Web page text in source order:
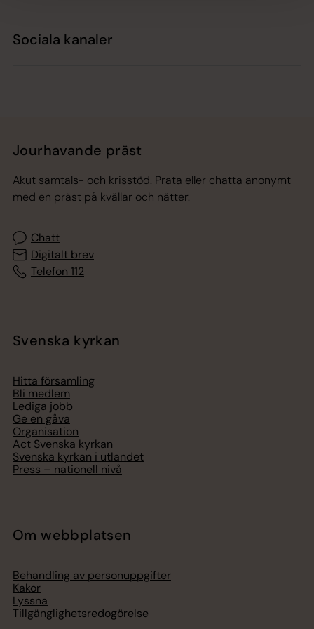
Sociala kanaler
Jourhavande präst
Akut samtals- och krisstöd. Prata eller chatta anonymt
med en präst på kvällar och nätter.
Chatt
Digitalt brev
Telefon 112
Svenska kyrkan
Hitta församling
Bli medlem
Lediga jobb
Ge en gåva
Organisation
Act Svenska kyrkan
Svenska kyrkan i utlandet
Press – nationell nivå
Om webbplatsen
Behandling av personuppgifter
Kakor
Lyssna
Tillgänglighetsredogörelse